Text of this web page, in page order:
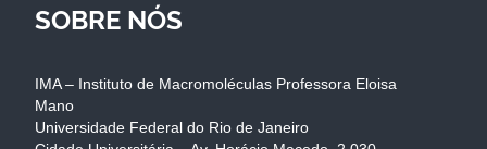
SOBRE NÓS
IMA – Instituto de Macromoléculas Professora Eloisa
Mano
Universidade Federal do Rio de Janeiro